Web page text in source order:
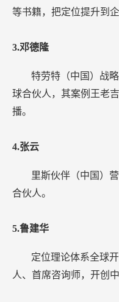
等书籍，把定位提升到
3.邓德隆
特劳特（中国）战
球合伙人，其案例王老
播。
4.张云
里斯伙伴（中国）
合伙人。
5.鲁建华
定位理论体系全球
人、首席咨询师，开创